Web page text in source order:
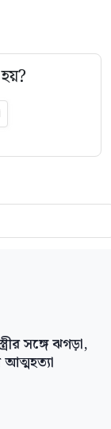
সঙ্গে ঝগড়া,